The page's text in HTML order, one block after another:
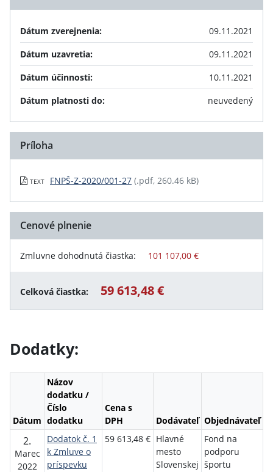
Dátum zverejnenia:
09.11.2021
Dátum uzavretia:
09.11.2021
Dátum účinnosti:
10.11.2021
Dátum platnosti do:
neuvedený
Príloha
TEXT FNPŠ-Z-2020/001-27 (.pdf, 260.46 kB)
Cenové plnenie
Zmluvne dohodnutá čiastka: 101 107,00 €
Celková čiastka: 59 613,48 €
Dodatky:
Dátum
Názov
dodatku /
Číslo
dodatku
Cena s
DPH
Dodávateľ Objednávateľ
2.
Marec
2022
Dodatok č. 1
k Zmluve o
príspevku
59 613,48 € Hlavné
mesto
Slovenskej
Fond na
podporu
športu